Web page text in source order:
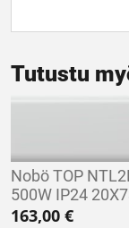
Tutustu
Nobö TOP
500W IP24
163,00 €